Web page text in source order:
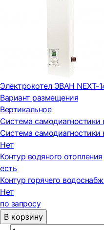
Электрокотел ЭВАН NEXT-
Вариант размещения
Вертикальное
Система самодиагностики
Система самодиагностики
Нет
Контур водяного отопления
есть
Контур горячего
Нет
по запросу
В корзину